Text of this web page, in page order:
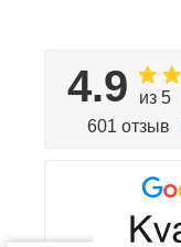
4.9
из 5
601 отзыв